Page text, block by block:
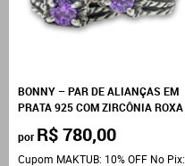
BONNY – PAR DE ALIANÇAS EM
PRATA 925 COM ZIRCÔNIA ROXA
por R$ 780,00
Cupom MAKTUB: 10% OFF No Pix: